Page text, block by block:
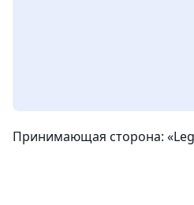
Принимающая сторона: